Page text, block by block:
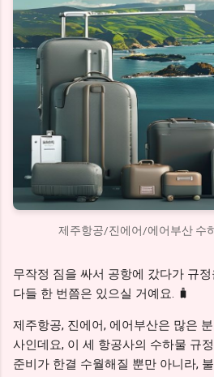
제주항공/진에어/에어부산 수
무작정 짐을 싸서 공항에 갔다가 규
다들 한 번쯤은 있으실 거예요. 🧳
제주항공, 진에어, 에어부산은 많은
사인데요, 이 세 항공사의 수하물 규
준비가 한결 수월해질 뿐만 아니라,